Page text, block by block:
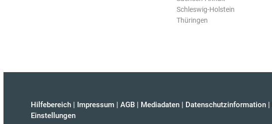
Schleswig-Holstein
Thüringen
Hilfebereich | Impressum | AGB | Mediadaten | Datenschutzinformation |
Einstellungen